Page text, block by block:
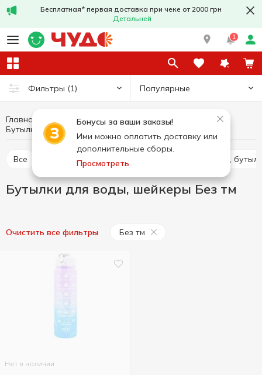
Бесплатная* первая доставка при чеке от 2000 грн
Детальней
1
Фильтры (1) Популярные
Бонусы за ваши заказы!
Ими можно оплатить доставку или
дополнительные сборы.
Просмотреть
Главная
Бутылки для воды, шейкеры
Все Пищевые контейнеры, ланч-боксы Банки,
Бутылки для воды, шейкеры Без тм
Очистить все фильтры Без тм
Нет в наличии